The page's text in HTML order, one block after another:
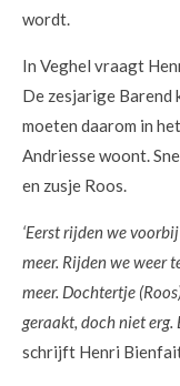
wordt.
In Veghel vraagt
De zesjarige Barend
moeten daarom in
Andriesse woont.
en zusje Roos.
‘Eerst rijden we
meer. Rijden we weer
meer. Dochtertje
geraakt, doch niet erg.
schrijft Henri